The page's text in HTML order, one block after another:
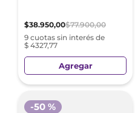
$38.950,00$77.900,00
9 cuotas sin interés de
$ 4327,77
Agregar
-50 %